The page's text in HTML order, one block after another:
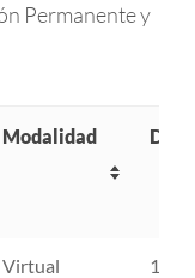
Permanente y
Modalidad
Virtual 10